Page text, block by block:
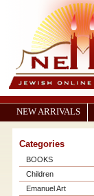
NEW ARRIVALS
Categories
BOOKS
Children
Emanuel Art